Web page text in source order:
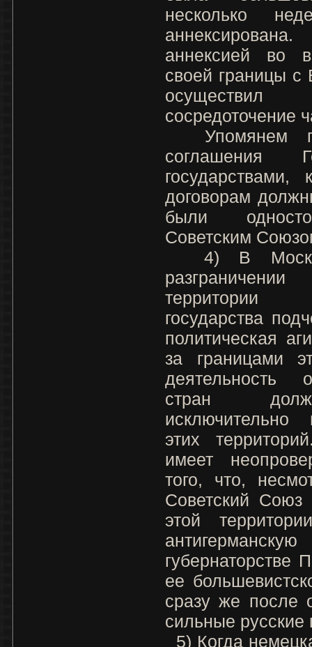
несколько
аннексией во
своей границы с
сосредоточение
Упомянем
соглашения
договорам
были
Советским
4) В
территории
государства
политическая
за границами
деятельность
стран
исключительно
этих
имеет
того, что,
Советский Союз
этой
губернаторстве
ее
сразу же после
сильные русские
5) Когда